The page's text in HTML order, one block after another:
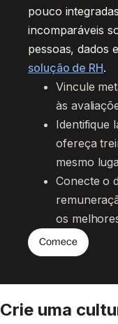
pouco
incomparáveis
pessoas, dados
solução de RH.
Vincule
às
Identifique
ofereça
mesmo
Conecte o
os
Comece
Crie uma